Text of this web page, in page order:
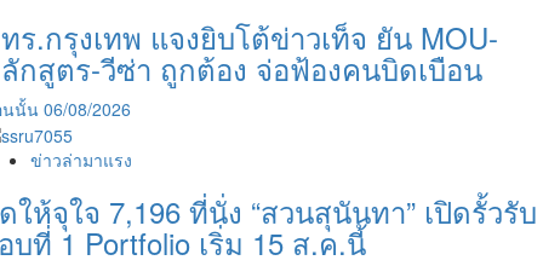
ร.กรุงเทพ แจงยิบโต้ข่าวเท็จ ยัน MOU-
กสูตร-วีซ่า ถูกต้อง จ่อฟ้องคนบิดเบือน
นนั้น 06/08/2026
ข่าวล่ามาแรง
ให้จุใจ 7,196 ที่นั่ง “สวนสุนันทา” เปิดรั้วรับ
บที่ 1 Portfolio เริ่ม 15 ส.ค.นี้